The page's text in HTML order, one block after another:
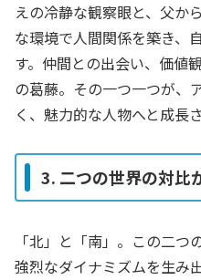
えの冷静な観察眼と、父か
な環境で人間関係を築き、
す。仲間との出会い、価値
の葛藤。その一つ一つが、
く、魅力的な人物へと成長
3. 二つの世界の対比
「北」と「南」。この二
強烈なダイナミズムを生み